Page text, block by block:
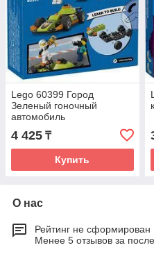
Lego 60399 Город
Зеленый гоночный
автомобиль
4 425 ₸
Купить
О нас
Рейтинг не сформирован
Менее 5 отзывов за